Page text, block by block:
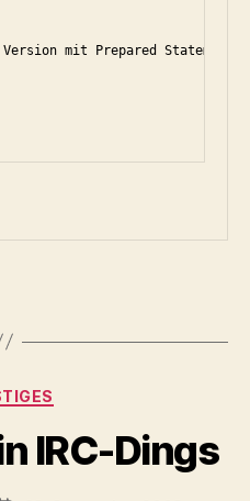
mit Prepared
Kategorien
IRC-Dings